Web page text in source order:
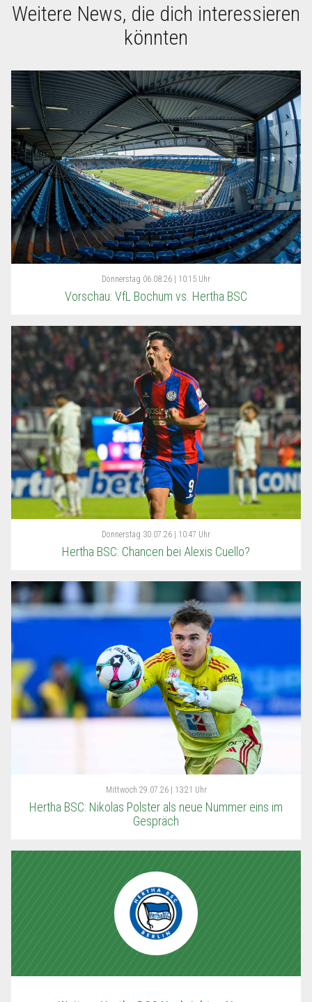
Weitere News, die dich interessieren
könnten
Donnerstag 06.08.26 | 10:15 Uhr
Vorschau: VfL Bochum vs. Hertha BSC
Donnerstag 30.07.26 | 10:47 Uhr
Hertha BSC: Chancen bei Alexis Cuello?
Mittwoch 29.07.26 | 13:21 Uhr
Hertha BSC: Nikolas Polster als neue Nummer eins im
Gespräch